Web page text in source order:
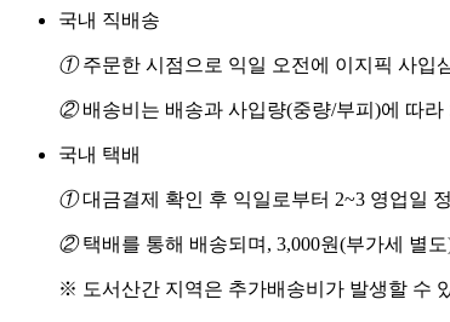
국내 직배송
①주문한 시점으로 익일 오전에 이지픽 사입
②배송비는 배송과 사입량(중량/부피)에 따
국내 택배
①대금결제 확인 후 익일로부터 2~3 영업일
②택배를 통해 배송되며, 3,000원(부가세 별
※ 도서산간 지역은 추가배송비가 발생할 수